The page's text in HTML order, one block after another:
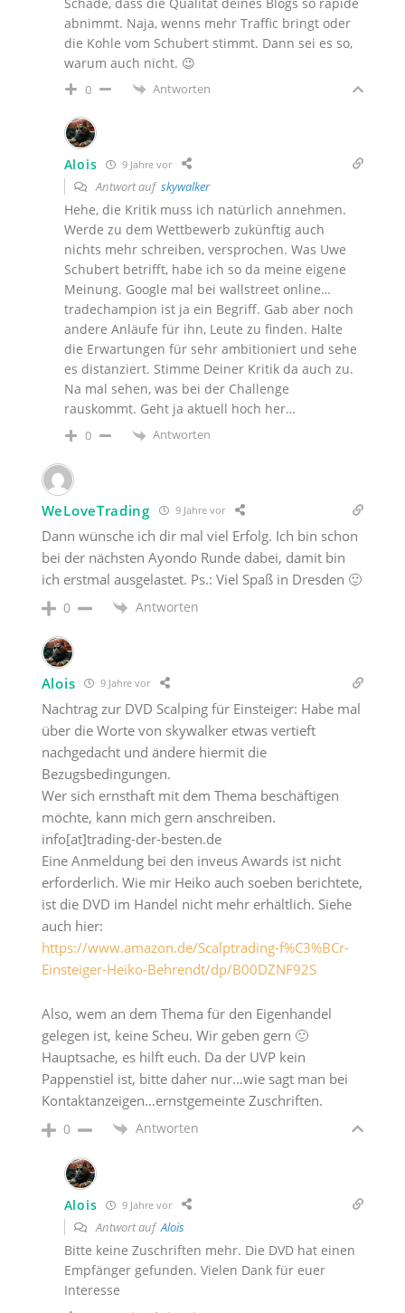
abnimmt. Naja, wenns mehr Traffic bringt oder
die Kohle vom Schubert stimmt. Dann sei es so,
warum auch nicht. 😉
0 Antworten
Alois 9 Jahre vor
Antwort auf skywalker
Hehe, die Kritik muss ich natürlich annehmen.
Werde zu dem Wettbewerb zukünftig auch
nichts mehr schreiben, versprochen. Was Uwe
Schubert betrifft, habe ich so da meine eigene
Meinung. Google mal bei wallstreet online…
tradechampion ist ja ein Begriff. Gab aber noch
andere Anläufe für ihn, Leute zu finden. Halte
die Erwartungen für sehr ambitioniert und sehe
es distanziert. Stimme Deiner Kritik da auch zu.
Na mal sehen, was bei der Challenge
rauskommt. Geht ja aktuell hoch her…
0 Antworten
WeLoveTrading 9 Jahre vor
Dann wünsche ich dir mal viel Erfolg. Ich bin schon
bei der nächsten Ayondo Runde dabei, damit bin
ich erstmal ausgelastet. Ps.: Viel Spaß in Dresden 🙂
0 Antworten
Alois 9 Jahre vor
Nachtrag zur DVD Scalping für Einsteiger: Habe mal
über die Worte von skywalker etwas vertieft
nachgedacht und ändere hiermit die
Bezugsbedingungen.
Wer sich ernsthaft mit dem Thema beschäftigen
möchte, kann mich gern anschreiben.
info[at]trading-der-besten.de
Eine Anmeldung bei den inveus Awards ist nicht
erforderlich. Wie mir Heiko auch soeben berichtete,
ist die DVD im Handel nicht mehr erhältlich. Siehe
auch hier:
https://www.amazon.de/Scalptrading-f%C3%BCr-
Einsteiger-Heiko-Behrendt/dp/B00DZNF92S
Also, wem an dem Thema für den Eigenhandel
gelegen ist, keine Scheu. Wir geben gern 🙂
Hauptsache, es hilft euch. Da der UVP kein
Pappenstiel ist, bitte daher nur…wie sagt man bei
Kontaktanzeigen…ernstgemeinte Zuschriften.
0 Antworten
Alois 9 Jahre vor
Antwort aufAlois
Bitte keine Zuschriften mehr. Die DVD hat einen
Empfänger gefunden. Vielen Dank für euer
Interesse